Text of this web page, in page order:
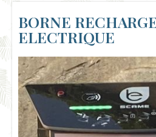
BORNE
ELECTRIQUE